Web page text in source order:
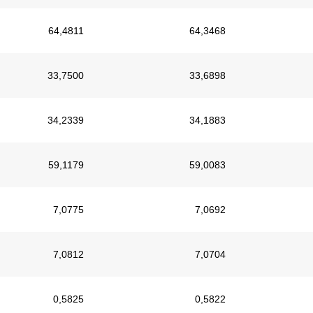
64,4811 64,3468
33,7500 33,6898
34,2339 34,1883
59,1179 59,0083
7,0775 7,0692
7,0812 7,0704
0,5825 0,5822